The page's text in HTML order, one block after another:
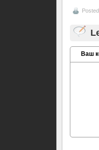
Ваш